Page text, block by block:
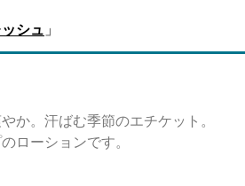
シュ 」
か。汗ばむ季節のエチケット。
ローションです。